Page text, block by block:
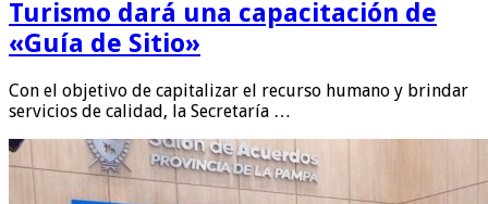
Turismo dará una capacitación de
«Guía de Sitio»
Con el objetivo de capitalizar el recurso humano y brindar
servicios de calidad, la Secretaría …